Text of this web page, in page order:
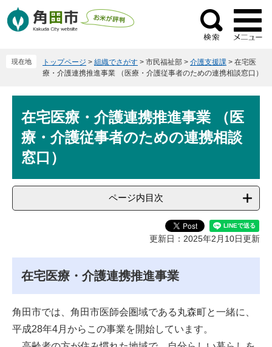
ー
ニ
検
索
現在地 トップページ > 組織でさがす > 市民福祉部 > 介護支援課 > 在宅医
療・介護連携推進事業 （医療・介護従事者のための連携相談窓口）
文在宅医療・介護連携推進事業 （医
療・介護従事者のための連携相談
窓口）
ページ内目次
更新日：2025年2月10日更新
在宅医療・介護連携推進事業
角田市では、角田市医師会圏域である丸森町と一緒に、
平成28年4月からこの事業を開始しています。